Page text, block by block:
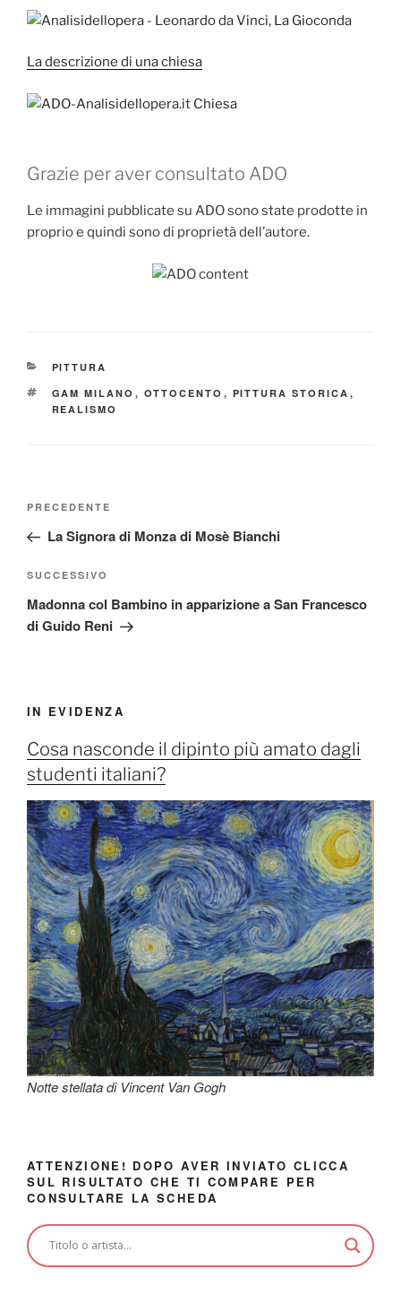
La descrizione di una chiesa
Grazie per aver consultato ADO
Le immagini pubblicate su ADO sono state prodotte in
proprio e quindi sono di proprietà dell’autore.
CATEGORIE
PITTURA
TAG
GAM MILANO , OTTOCENTO , PITTURA STORICA ,
REALISMO
Articolo
precedente:
PRECEDENTE
La Signora di Monza di Mosè Bianchi
Articolo
successivo
SUCCESSIVO
Madonna col Bambino in apparizione a San Francesco
di Guido Reni
IN EVIDENZA
Cosa nasconde il dipinto più amato dagli
studenti italiani?
Notte stellata di Vincent Van Gogh
ATTENZIONE! DOPO AVER INVIATO CLICCA
SUL RISULTATO CHE TI COMPARE PER
CONSULTARE LA SCHEDA